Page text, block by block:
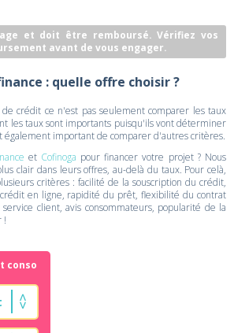
et doit être remboursé. Vérifiez vos
avant de vous engager.
: quelle offre choisir ?
de crédit ce n'est pas seulement comparer les taux
les taux sont importants puisqu'ils vont déterminer
également important de comparer d'autres critères.
et Cofinoga pour financer votre projet ? Nous
clair dans leurs offres, au-delà du taux. Pour celà,
critères : facilité de la souscription du crédit,
en ligne, rapidité du prêt, flexibilité du contrat
client, avis consommateurs, popularité de la
!
conso